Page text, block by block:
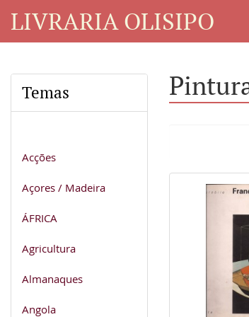
LIVRARIA OLISIPO
Temas
Acções
Açores / Madeira
ÁFRICA
Agricultura
Almanaques
Angola